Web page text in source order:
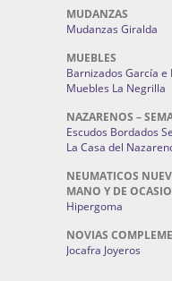
MUDANZAS
Mudanzas Giralda
MUEBLES
Barnizados García e
Muebles La Negrilla
NAZARENOS –
Escudos Bordados
La Casa del
NEUMATICOS
MANO Y DE
Hipergoma
NOVIAS
Jocafra Joyeros